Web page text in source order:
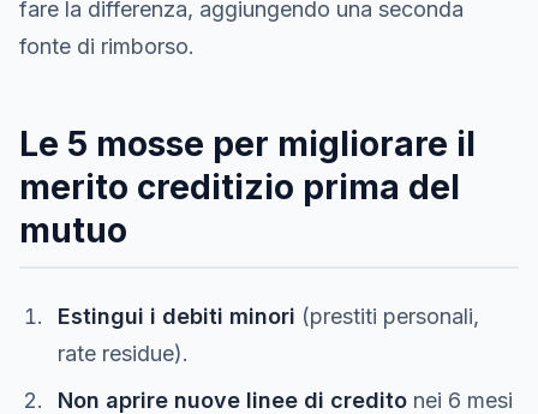
fare la differenza, aggiungendo una seconda
fonte di rimborso.
Le 5 mosse per migliorare il
merito creditizio prima del
mutuo
Estingui i debiti minori (prestiti personali,
rate residue).
Non aprire nuove linee di credito nei 6 mesi